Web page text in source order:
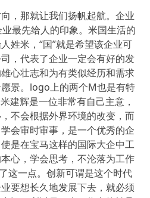
，那就让我们扬帆起航。企业
最先给人的印象。米国生活的
姓米，“国”就是希望该企业可
，代表了企业一定会有好的发
心壮志和为有类似经历和需求
景。logo上的两个M也是有特
建辉是一位非常有自己主意，
不会根据外界环境的改变，而
会审时审事，是一个优秀的企
是在宝马这样的国际大企中工
心，学会思考，不沦落为工作
这一点。创新可谓是这个时代
要想长久地发展下去，就必须